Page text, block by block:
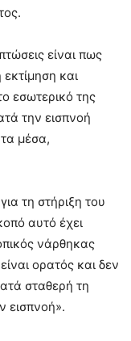
είναι πως
εκτίμηση και
εσωτερικό της
την εισπνοή
μέσα,
τη στήριξη του
αυτό έχει
νάρθηκας
ορατός και δεν
σταθερή τη
εισπνοή».